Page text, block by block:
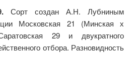
Сорт создан А.Н. Лубниным
Московская 21 (Минская х
29 и двукратного
отбора. Разновидность